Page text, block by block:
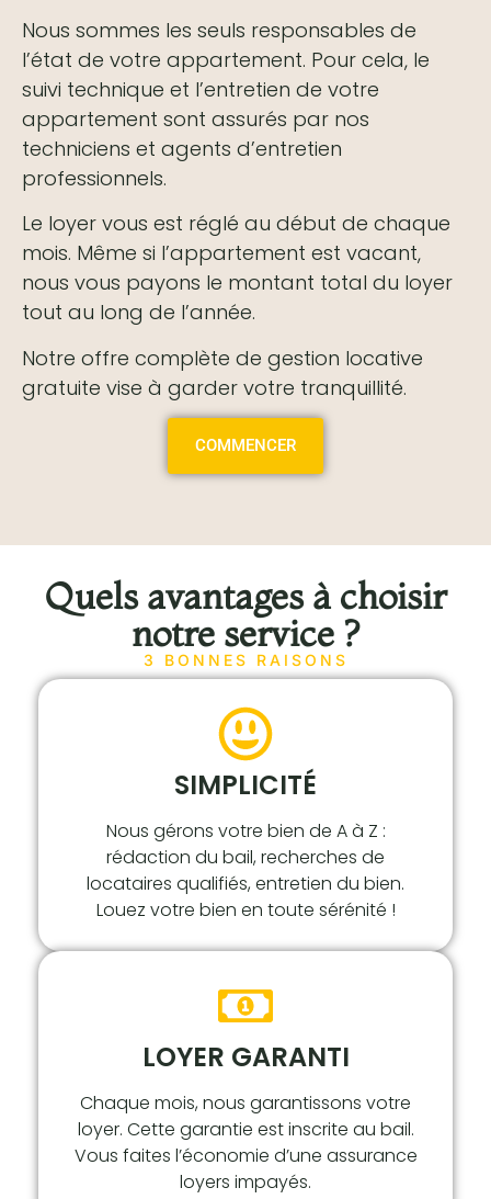
Nous sommes les seuls responsables de
l’état de votre appartement. Pour cela, le
suivi technique et l’entretien de votre
appartement sont assurés par nos
techniciens et agents d’entretien
professionnels.
Le loyer vous est réglé au début de chaque
mois. Même si l’appartement est vacant,
nous vous payons le montant total du loyer
tout au long de l’année.
Notre offre complète de gestion locative
gratuite vise à garder votre tranquillité.
COMMENCER
Quels avantages à choisir
notre service ?
3 BONNES RAISONS
SIMPLICITÉ
Nous gérons votre bien de A à Z :
rédaction du bail, recherches de
locataires qualifiés, entretien du bien.
Louez votre bien en toute sérénité !
LOYER GARANTI
Chaque mois, nous garantissons votre
loyer. Cette garantie est inscrite au bail.
Vous faites l’économie d’une assurance
loyers impayés.